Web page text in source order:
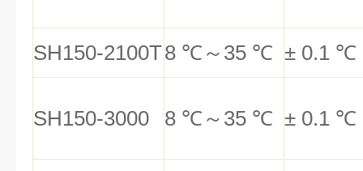
SH150-2100T8 ℃ ～ 35 ℃ ± 0.1 ℃
SH150-3000 8 ℃ ～ 35 ℃ ± 0.1 ℃